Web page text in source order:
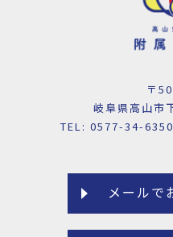
〒
岐阜県高山市
TEL: 0577-34-
メールで